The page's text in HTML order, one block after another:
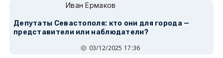
Иван Ермаков
Депутаты Севастополя: кто они для города —
представители или наблюдатели?
03/12/2025 17:36